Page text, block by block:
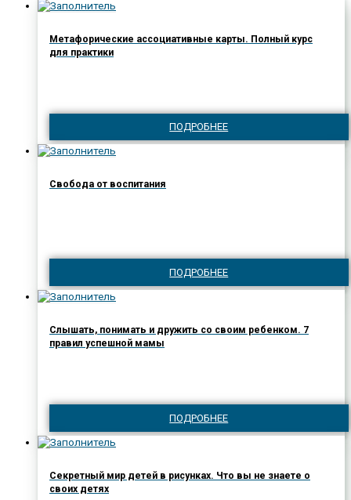
Метафорические ассоциативные карты. Полный курс
для практики
ПОДРОБНЕЕ
Свобода от воспитания
ПОДРОБНЕЕ
Слышать, понимать и дружить со своим ребенком. 7
правил успешной мамы
ПОДРОБНЕЕ
Секретный мир детей в рисунках. Что вы не знаете о
своих детях